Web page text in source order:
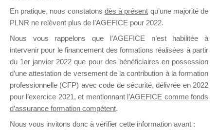
il y a un mois
Ce groupe est destiné aux Organismes de
Formation qui souhaitent répondre à l’Appel à
Propositions Mallette du Dirigeant.
Ce groupe propose un forum dédié au support
En pratique, nous constatons dès à présent qu’une majorité de
PLNR ne relèvent plus de l’AGEFICE pour 2022.
Nous vous rappelons que l’AGEFICE n’est habilitée à
intervenir pour le financement des formations réalisées à partir
du 1er janvier 2022 que pour des bénéficiaires en possession
d’une attestation de versement de la contribution à la formation
professionnelle (CFP) avec code de sécurité, délivrée en 2022
pour l’exercice 2021, et mentionnant l’AGEFICE comme fonds
d’assurance formation compétent.
Nous vous invitons donc à vérifier cette information avant :